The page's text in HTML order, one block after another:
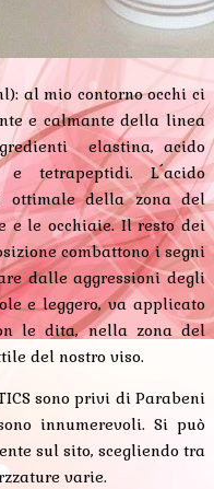
al mio contorno occhi ci
e calmante della linea
elastina, acido
tetrapeptidi. L´acido
ottimale della zona del
e le occhiaie. Il resto dei
combattono i segni
dalle aggressioni degli
e leggero, va applicato
le dita, nella zona del
del nostro viso.
sono privi di Parabeni
innumerevoli. Si può
sul sito, scegliendo tra
varie.